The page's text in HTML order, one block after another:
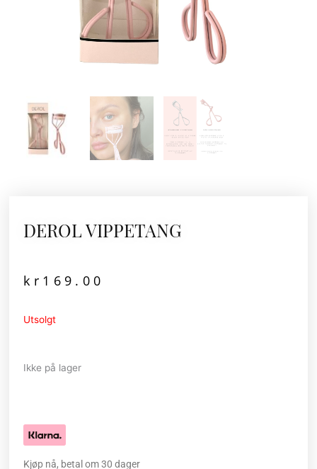
DEROL VIPPETANG
kr 169.00
Utsolgt
Ikke på lager
Kjøp nå, betal om 30 dager